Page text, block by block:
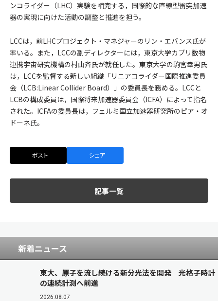
ンコライダー（LHC）実験を補完する，国際的な直線型衝突加速
器の実現に向けた活動の調整と推進を担う。
LCCは，前LHCプロジェクト・マネジャーのリン・エバンス氏が
率いる。また，LCCの副ディレクターには，東京大学カブリ数物
連携宇宙研究機構の村山斉氏が就任した。東京大学の駒宮幸男氏
は，LCCを監督する新しい組織「リニアコライダー国際推進委員
会（LCB:Linear Collider Board）」の委員長を務める。LCCと
LCBの構成委員は，国際将来加速器委員会（ICFA）によって指名
された。ICFAの委員長は，フェルミ国立加速器研究所のピア・オ
ドーネ氏。
ポスト シェア
記事一覧
新着ニュース
東大、原子を流し続ける新分光法を開発 光格子時計
の連続計測へ前進
2026.08.07